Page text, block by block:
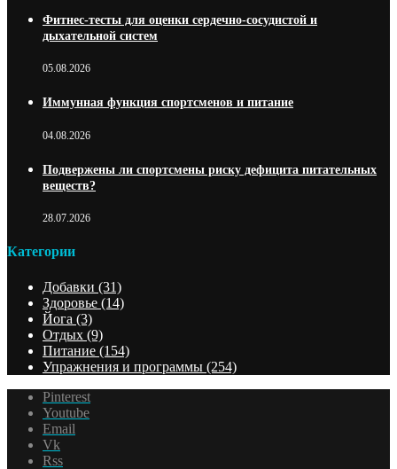
Фитнес-тесты для оценки сердечно-сосудистой и
дыхательной систем
05.08.2026
Иммунная функция спортсменов и питание
04.08.2026
Подвержены ли спортсмены риску дефицита питательных
веществ?
28.07.2026
Категории
Добавки (31)
Здоровье (14)
Йога (3)
Отдых (9)
Питание (154)
Упражнения и программы (254)
Pinterest
Youtube
Email
Vk
Rss